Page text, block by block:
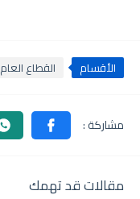
الأقسام القطاع العام
مقالات قد تهمك